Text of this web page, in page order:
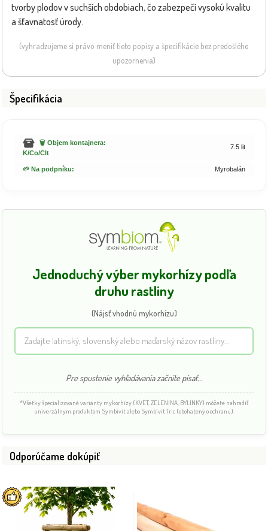
tvorby plodov v suchších obdobiach, čo zabezpečí vysokú kvalitu
a šťavnatosť úrody.
(vyhradzujeme si právo meniť tieto popisy a špecifikácie bez predošlého
upozornenia)
Špecifikácia
🗑️ Objem kontajnera:
K/Co/Clt
7.5 lit
🌱 Na podpníku: Myrobalán
Jednoduchý výber mykorhízy podľa
druhu rastliny
(Nájsť vhodnú mykorhízu)
Pre spustenie vyhľadávania začnite písať...
*Všetky špecializované varianty mykorhízy (KVET, ZELENINA, BYLINKY) môžete nahradiť
univerzálnym produktom Symbivit alebo Symbivit Tric (obohatený o ochranu).
Odporúčame dokúpiť